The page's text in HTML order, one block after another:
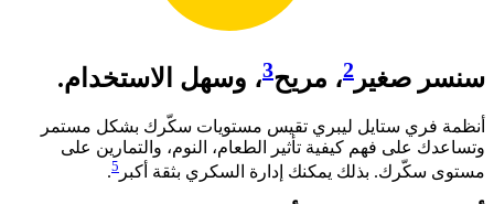
سنسر صغير 2، مريح3، وسهل الاستخدام.
أنظمة فري ستايل ليبري تقيس مستويات سكّرك بشكل مستمر
وتساعدك على فهم كيفية تأثير الطعام، النوم، والتمارين على
مستوى سكّرك. بذلك يمكنك إدارة السكري بثقة أكبر 5
. ​